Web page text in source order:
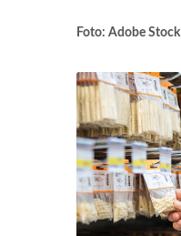
Foto: Adobe Stock